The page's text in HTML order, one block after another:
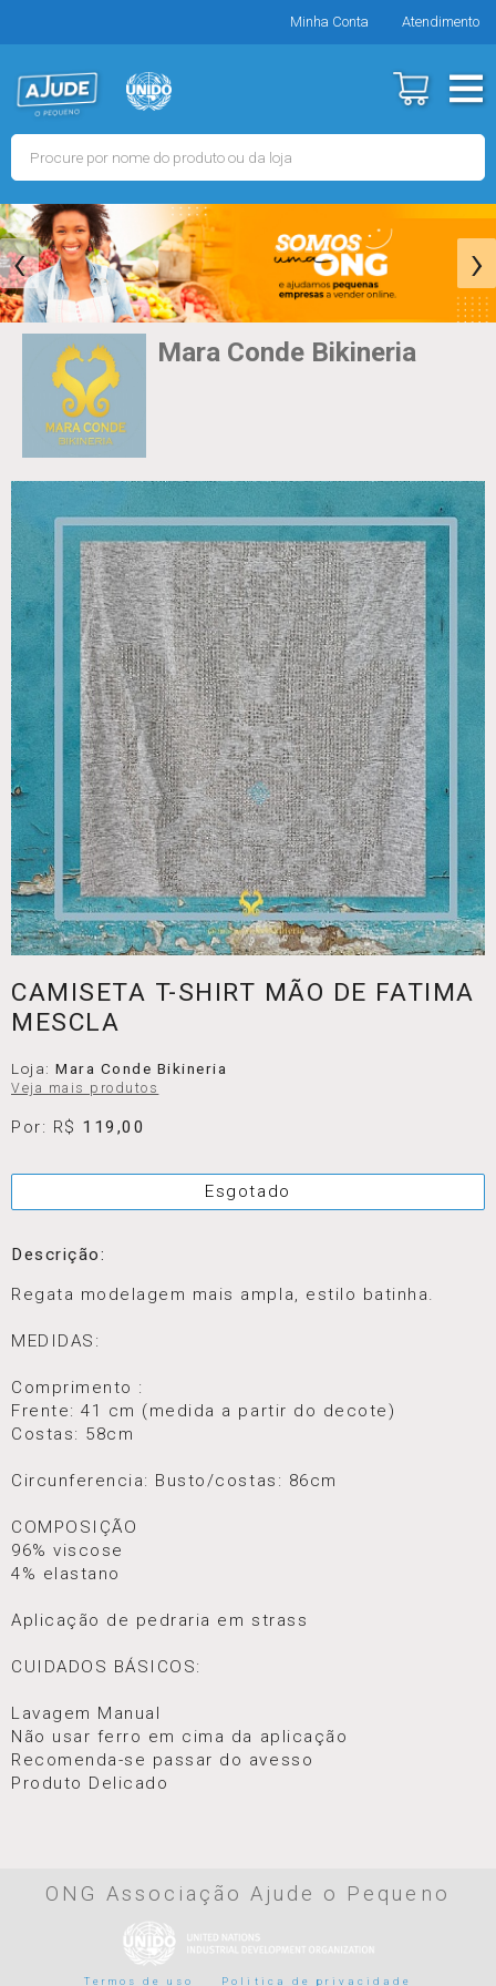
Minha Conta Atendimento
‹ ›
Mara Conde Bikineria
CAMISETA T-SHIRT MÃO DE FATIMA
MESCLA
Loja:Mara Conde Bikineria
Veja mais produtos
Por: R$ 119,00
Esgotado
Descrição:
Regata modelagem mais ampla, estilo batinha.
MEDIDAS:
Comprimento :
Frente: 41 cm (medida a partir do decote)
Costas: 58cm
Circunferencia: Busto/costas: 86cm
COMPOSIÇÃO
96% viscose
4% elastano
Aplicação de pedraria em strass
CUIDADOS BÁSICOS:
Lavagem Manual
Não usar ferro em cima da aplicação
Recomenda-se passar do avesso
Produto Delicado
ONG Associação Ajude o Pequeno
Termos de uso Politica de privacidade